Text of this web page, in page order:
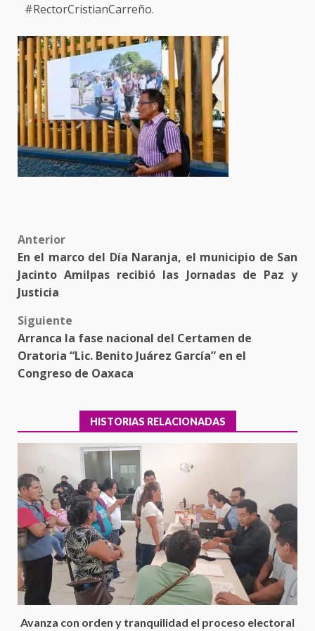
#RectorCristianCarreño.
Post
navigation
Anterior
En el marco del Día Naranja, el municipio de San
Jacinto Amilpas recibió las Jornadas de Paz y
Justicia
Siguiente
Arranca la fase nacional del Certamen de
Oratoria “Lic. Benito Juárez García” en el
Congreso de Oaxaca
HISTORIAS RELACIONADAS
Avanza con orden y tranquilidad el proceso electoral
3
Ciudad Salud: justicia social para
Oaxaca